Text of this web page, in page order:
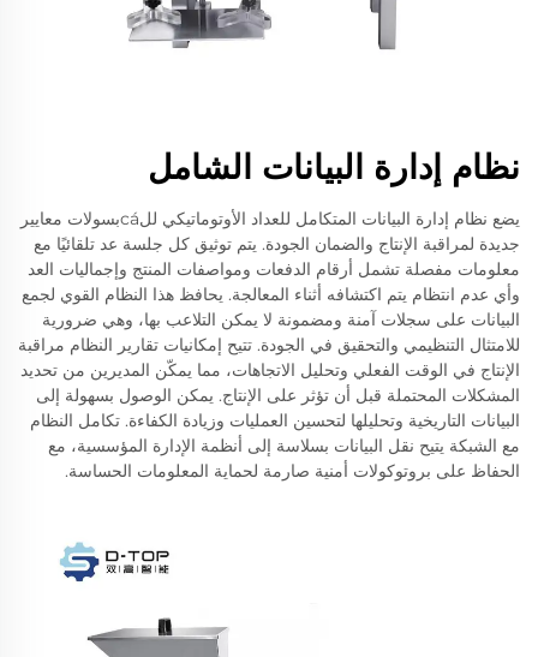
نظام إدارة البيانات الشامل
يضع نظام إدارة البيانات المتكامل للعداد الأوتوماتيكي للcáبسولات معايير
جديدة لمراقبة الإنتاج والضمان الجودة. يتم توثيق كل جلسة عد تلقائيًا مع
معلومات مفصلة تشمل أرقام الدفعات ومواصفات المنتج وإجماليات العد
وأي عدم انتظام يتم اكتشافه أثناء المعالجة. يحافظ هذا النظام القوي لجمع
البيانات على سجلات آمنة ومضمونة لا يمكن التلاعب بها، وهي ضرورية
للامتثال التنظيمي والتحقيق في الجودة. تتيح إمكانيات تقارير النظام مراقبة
الإنتاج في الوقت الفعلي وتحليل الاتجاهات، مما يمكّن المديرين من تحديد
المشكلات المحتملة قبل أن تؤثر على الإنتاج. يمكن الوصول بسهولة إلى
البيانات التاريخية وتحليلها لتحسين العمليات وزيادة الكفاءة. تكامل النظام
مع الشبكة يتيح نقل البيانات بسلاسة إلى أنظمة الإدارة المؤسسية، مع
الحفاظ على بروتوكولات أمنية صارمة لحماية المعلومات الحساسة.